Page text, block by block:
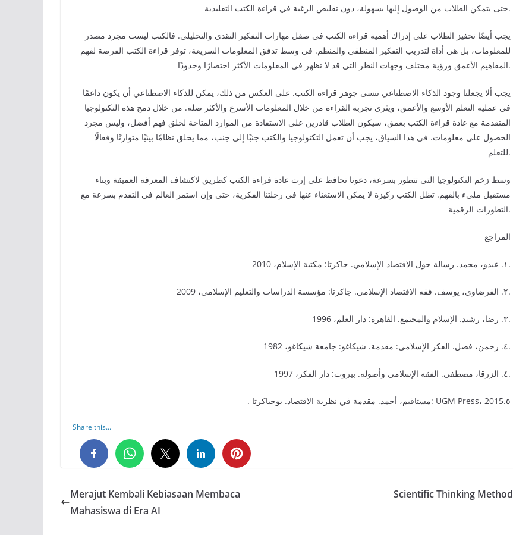
حتى يتمكن الطلاب من الوصول إليها بسهولة، دون تقليص الرغبة في قراءة الكتب التقليدية.
يجب أيضًا تحفيز الطلاب على إدراك أهمية قراءة الكتب في صقل مهارات التفكير النقدي والتحليلي. فالكتب ليست مجرد مصدر
للمعلومات، بل هي أداة لتدريب التفكير المنطقي والمنظم. في وسط تدفق المعلومات السريعة، توفر قراءة الكتب الفرصة لفهم
المفاهيم الأعمق ورؤية مختلف وجهات النظر التي قد لا تظهر في المعلومات الأكثر اختصارًا وحدودًا.
يجب ألا يجعلنا وجود الذكاء الاصطناعي ننسى جوهر قراءة الكتب. على العكس من ذلك، يمكن للذكاء الاصطناعي أن يكون داعمًا
في عملية التعلم الأوسع والأعمق، ويثري تجربة القراءة من خلال المعلومات الأسرع والأكثر صلة. من خلال دمج هذه التكنولوجيا
المتقدمة مع عادة قراءة الكتب بعمق، سيكون الطلاب قادرين على الاستفادة من الموارد المتاحة لخلق فهم أفضل، وليس مجرد
الحصول على معلومات. في هذا السياق، يجب أن تعمل التكنولوجيا والكتب جنبًا إلى جنب، مما يخلق نظامًا بيئيًا متوازنًا وفعالًا
للتعلم.
وسط زخم التكنولوجيا التي تتطور بسرعة، دعونا نحافظ على إرث عادة قراءة الكتب كطريق لاكتشاف المعرفة العميقة وبناء
مستقبل مليء بالفهم. تظل الكتب ركيزة لا يمكن الاستغناء عنها في رحلتنا الفكرية، حتى وإن استمر العالم في التقدم بسرعة مع
التطورات الرقمية.
المراجع
١. عبدو، محمد. رسالة حول الاقتصاد الإسلامي. جاكرتا: مكتبة الإسلام، 2010.
٢. القرضاوي، يوسف. فقه الاقتصاد الإسلامي. جاكرتا: مؤسسة الدراسات والتعليم الإسلامي، 2009.
٣. رضا، رشيد. الإسلام والمجتمع. القاهرة: دار العلم، 1996.
٤. رحمن، فضل. الفكر الإسلامي: مقدمة. شيكاغو: جامعة شيكاغو، 1982.
٤. الزرقا، مصطفى. الفقه الإسلامي وأصوله. بيروت: دار الفكر، 1997.
. مستاقيم، أحمد. مقدمة في نظرية الاقتصاد. يوجياكرتا: UGM Press، 2015.٥
Share this...
Merajut Kembali Kebiasaan Membaca
Mahasiswa di Era AI
Scientific Thinking Method